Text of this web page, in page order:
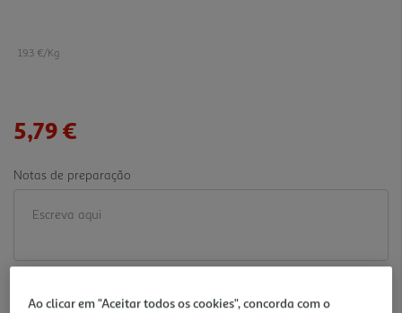
19.3 €/Kg
5,79 €
Notas de preparação
Ao clicar em "Aceitar todos os cookies", concorda com o